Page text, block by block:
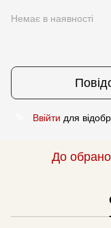
Немає в наявності
Ввійти для
До